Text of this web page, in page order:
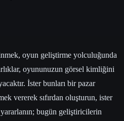
oyun geliştirme yolculuğunda
oyununuzun görsel kimliğini
İster bunları bir pazar
vererek sıfırdan oluşturun, ister
bugün geliştiricilerin